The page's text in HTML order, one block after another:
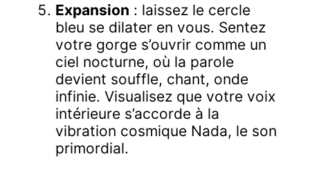
Expansion : laissez le cercle
bleu se dilater en vous. Sentez
votre gorge s’ouvrir comme un
ciel nocturne, où la parole
devient souffle, chant, onde
infinie. Visualisez que votre voix
intérieure s’accorde à la
vibration cosmique Nada, le son
primordial.